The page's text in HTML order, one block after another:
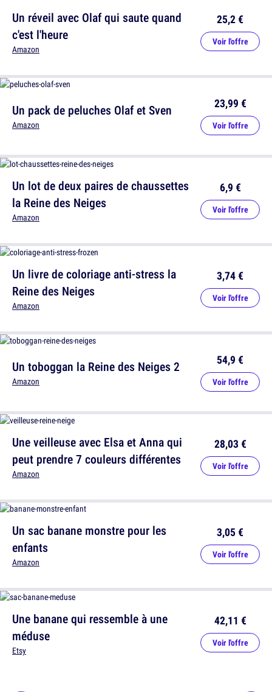
Un réveil avec Olaf qui saute quand
c'est l'heure
Amazon
25,2 €
Voir l'offre
Un lot de deux paires de chaussettes
la Reine des Neiges
Amazon
6,9 €
Voir l'offre
Un toboggan la Reine des Neiges 2
Amazon
54,9 €
Voir l'offre
Un sac banane monstre pour les
enfants
Amazon
3,05 €
Voir l'offre
Un pack de peluches Olaf et Sven
Amazon
23,99 €
Voir l'offre
Un livre de coloriage anti-stress la
Reine des Neiges
Amazon
3,74 €
Voir l'offre
Une veilleuse avec Elsa et Anna qui
peut prendre 7 couleurs différentes
Amazon
28,03 €
Voir l'offre
Une banane qui ressemble à une
méduse
Etsy
42,11 €
Voir l'offre